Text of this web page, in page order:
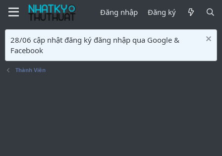
Đăng nhập Đăng ký
28/06 cập nhật đăng ký đăng nhập qua Google &
Facebook
Thành Viên